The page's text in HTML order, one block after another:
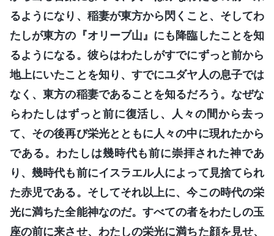
るようになり、稲妻が東方から閃くこと、そしてわ
たしが東方の『オリーブ山』にも降臨したことを知
るようになる。彼らはわたしがすでにずっと前から
地上にいたことを知り、すでにユダヤ人の息子では
なく、東方の稲妻であることを知るだろう。なぜな
らわたしはずっと前に復活し、人々の間から去っ
て、その後再び栄光とともに人々の中に現れたから
である。わたしは幾時代も前に崇拝された神であ
り、幾時代も前にイスラエル人によって見捨てられ
た赤児である。そしてそれ以上に、今この時代の栄
光に満ちた全能神なのだ。すべての者をわたしの玉
座の前に来させ、わたしの栄光に満ちた顔を見せ、